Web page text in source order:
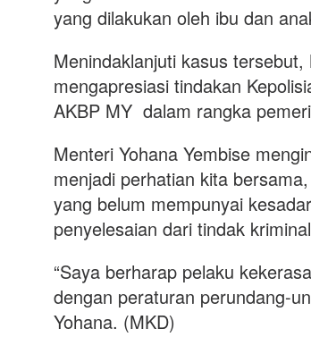
m
n
a
yang dilakukan oleh ibu dan
Menindaklanjuti kasus
mengapresiasi tindakan
AKBP MY dalam rangka
Menteri Yohana Yembise
menjadi perhatian kita
yang belum mempunyai
penyelesaian dari tindak
“Saya berharap pelaku
dengan peraturan perundang-
Yohana. (MKD)